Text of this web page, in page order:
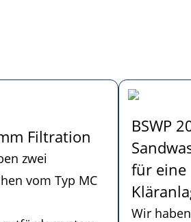
Filtration
zwei
vom Typ MC
BSWP
für eine
Wir